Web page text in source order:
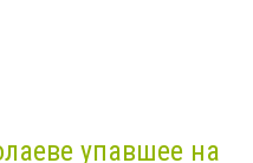
упавшее на